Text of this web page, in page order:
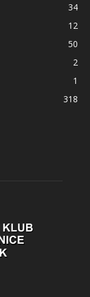
34
12
50
2
1
318